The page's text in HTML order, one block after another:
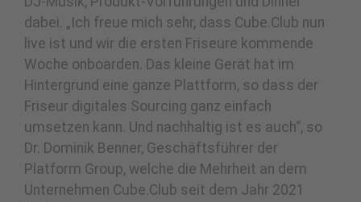
dabei. „Ich freue mich sehr, dass Cube.Club nun
live ist und wir die ersten Friseure kommende
Woche onboarden. Das kleine Gerät hat im
Hintergrund eine ganze Plattform, so dass der
Friseur digitales Sourcing ganz einfach
umsetzen kann. Und nachhaltig ist es auch“, so
Dr. Dominik Benner, Geschäftsführer der
Platform Group, welche die Mehrheit an dem
Unternehmen Cube.Club seit dem Jahr 2021